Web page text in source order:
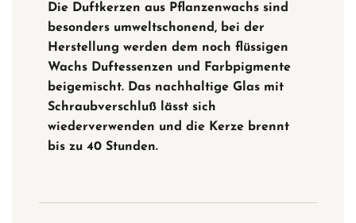
Die Duftkerzen aus Pflanzenwachs sind
besonders umweltschonend, bei der
Herstellung werden dem noch flüssigen
Wachs Duftessenzen und Farbpigmente
beigemischt. Das nachhaltige Glas mit
Schraubverschluß lässt sich
wiederverwenden und die Kerze brennt
bis zu 40 Stunden.